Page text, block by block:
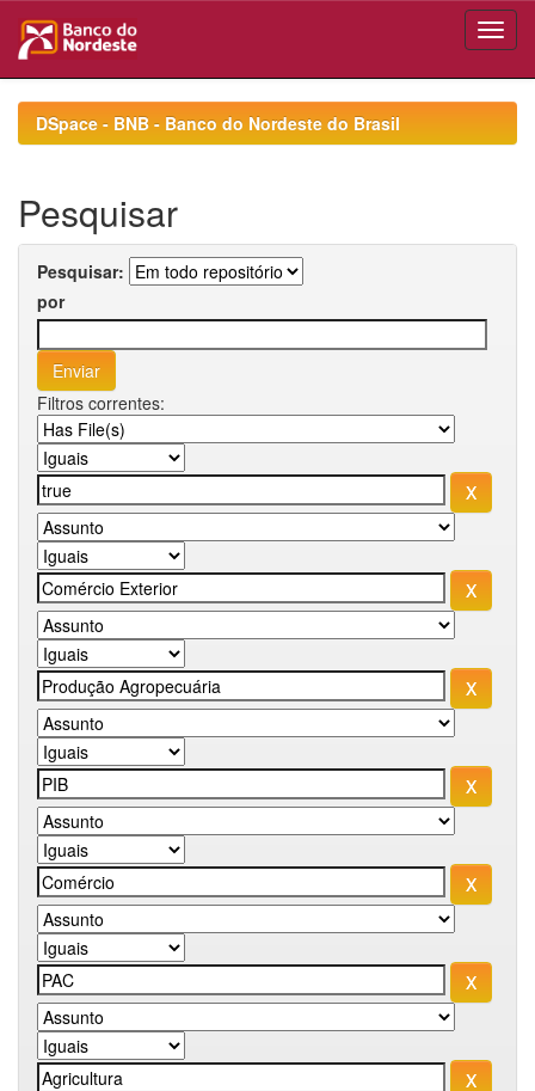
navigationDSpace - BNB - Banco do Nordeste do Brasil
Pesquisar
Pesquisar:
por
Filtros correntes: